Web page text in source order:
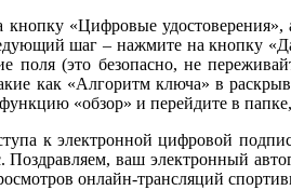
«Цифровые
шаг – нажмите на кнопку
поля (это безопасно, не
как «Алгоритм ключа» в
«обзор» и перейдите в
к электронной цифровой
Поздравляем, ваш электронный
онлайн-трансляций